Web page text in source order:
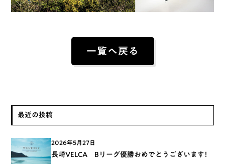
一覧へ戻る
最近の投稿
2026年5月27日
長崎VELCA Bリーグ優勝おめでとうございます！